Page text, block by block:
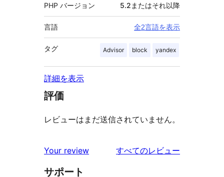
PHP バージョン 5.2またはそれ以降
言語 全2言語を表示
タグ Advisor block yandex
詳細を表示
評価
レビューはまだ送信されていません。
Your review すべてのレビュー
サポート